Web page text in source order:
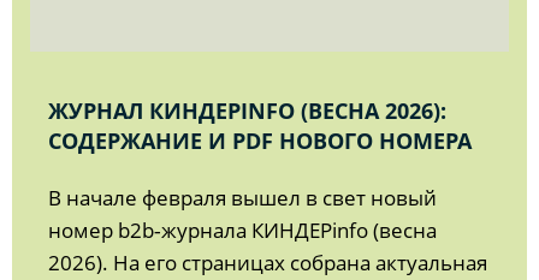
ЖУРНАЛ КИНДЕРINFO (ВЕСНА 2026):
СОДЕРЖАНИЕ И PDF НОВОГО НОМЕРА
В начале февраля вышел в свет новый
номер b2b‑журнала КИНДЕРinfo (весна
2026). На его страницах собрана актуальная